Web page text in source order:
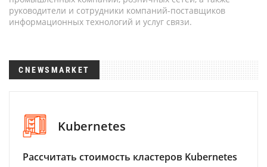
руководители и сотрудники компаний-поставщиков
информационных технологий и услуг связи.
CNEWSMARKET
Kubernetes
Рассчитать стоимость кластеров Kubernetes